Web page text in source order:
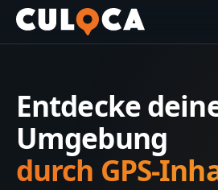
Entdecke
Umgebung
durch GPS-